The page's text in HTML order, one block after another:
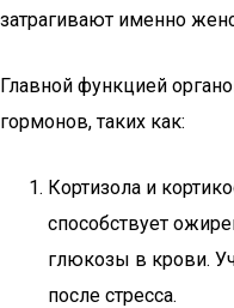
затрагивают именно
Главной функцией
гормонов, таких как:
Кортизола и
способствует
глюкозы в крови.
после стресса.